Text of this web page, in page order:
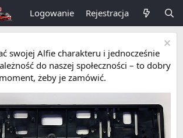
Logowanie Rejestracja
swojej Alfie charakteru i jednocześnie
do naszej społeczności – to dobry
moment, żeby je zamówić.